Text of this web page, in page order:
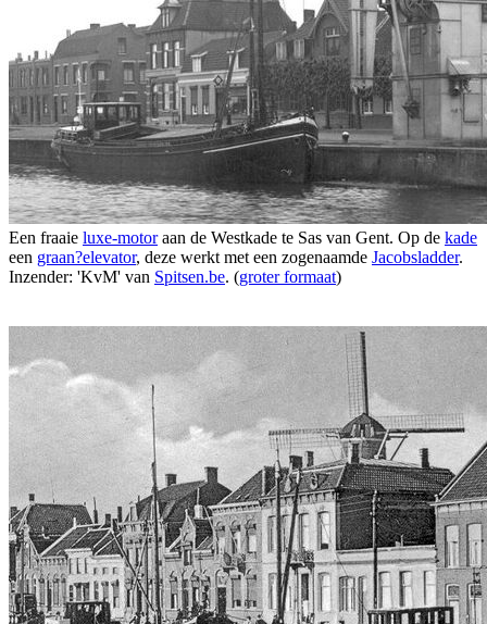
Een fraaie luxe-motoraan de Westkade te Sas van Gent. Op de kade
een graan?elevator, deze werkt met een zogenaamde Jacobsladder.
Inzender: 'KvM' van Spitsen.be. (groter formaat)